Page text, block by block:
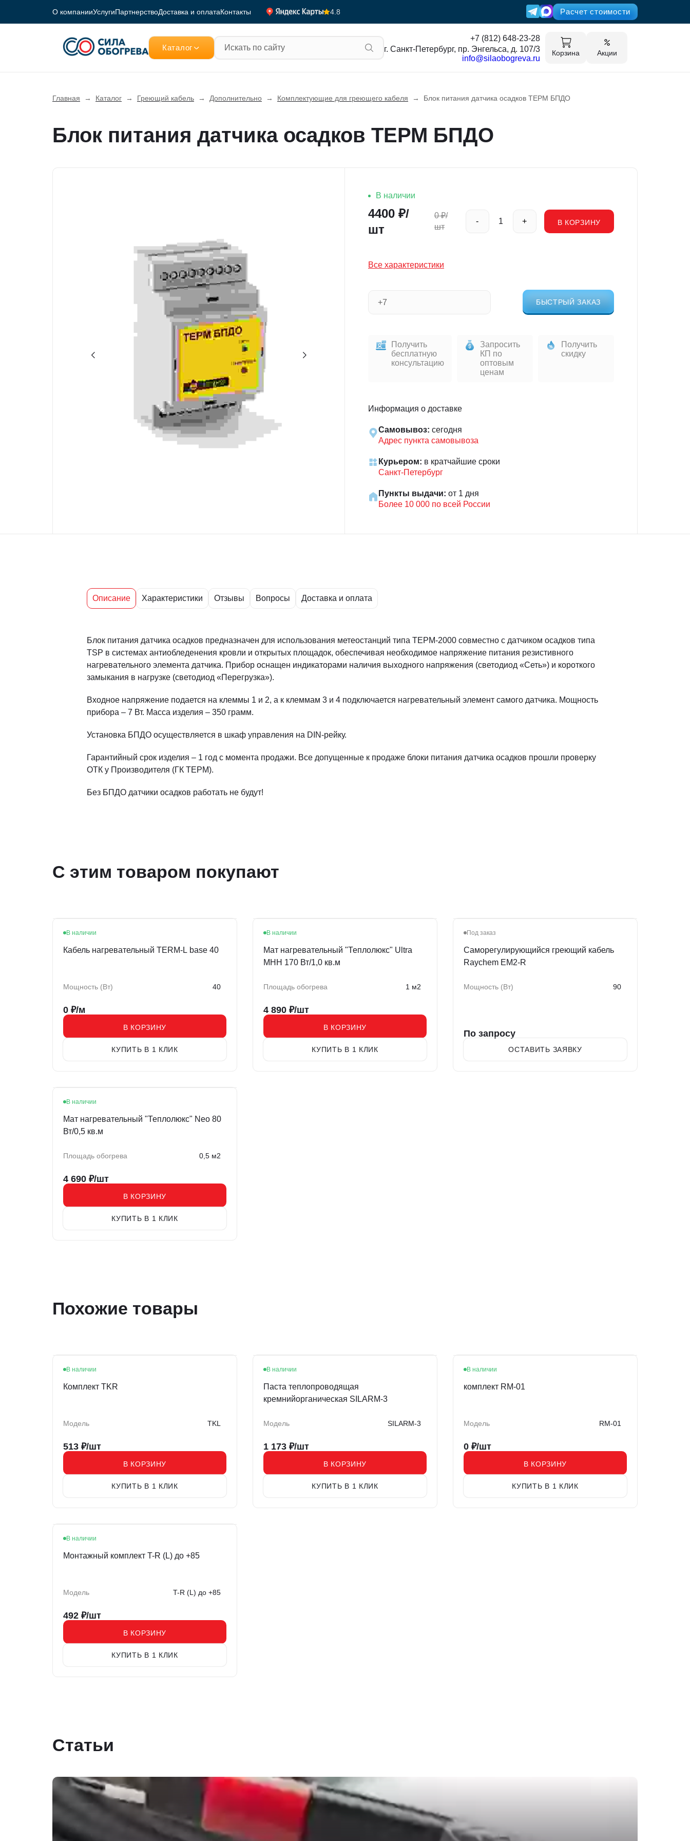
О компанииУслугиПартнерствоДоставка и оплатаКонтакты 4.8 Расчет стоимости
Каталог
+7 (812) 648-23-28
г. Санкт-Петербург, пр. Энгельса, д. 107/3
info@silaobogreva.ru
Корзина Акции
Главная → Каталог → Греющий кабель → Дополнительно → Комплектующие для греющего кабеля → Блок питания датчика осадков ТЕРМ БПДО
Блок питания датчика осадков ТЕРМ БПДО
В наличии
4400 ₽/
шт
0 ₽/
шт
- + В КОРЗИНУ
Все характеристики
БЫСТРЫЙ ЗАКАЗ
Получить
бесплатную
консультацию
Запросить
КП по
оптовым
ценам
Получить
скидку
Информация о доставке
Самовывоз: сегодня
Адрес пункта самовывоза
Курьером: в кратчайшие сроки
Санкт-Петербург
Пункты выдачи: от 1 дня
Более 10 000 по всей России
Описание Характеристики Отзывы Вопросы Доставка и оплата
Блок питания датчика осадков предназначен для использования метеостанций типа ТЕРМ-2000 совместно с датчиком осадков типа
TSP в системах антиобледенения кровли и открытых площадок, обеспечивая необходимое напряжение питания резистивного
нагревательного элемента датчика. Прибор оснащен индикаторами наличия выходного напряжения (светодиод «Сеть») и короткого
замыкания в нагрузке (светодиод «Перегрузка»).
Входное напряжение подается на клеммы 1 и 2, а к клеммам 3 и 4 подключается нагревательный элемент самого датчика. Мощность
прибора – 7 Вт. Масса изделия – 350 грамм.
Установка БПДО осуществляется в шкаф управления на DIN-рейку.
Гарантийный срок изделия – 1 год с момента продажи. Все допущенные к продаже блоки питания датчика осадков прошли проверку
ОТК у Производителя (ГК ТЕРМ).
Без БПДО датчики осадков работать не будут!
С этим товаром покупают
В наличии
Кабель нагревательный TERM-L base 40
Мощность (Вт) 40
0 ₽/м
В КОРЗИНУ
КУПИТЬ В 1 КЛИК
В наличии
Мат нагревательный "Теплолюкс" Ultra
МНН 170 Вт/1,0 кв.м
Площадь обогрева 1 м2
4 890 ₽/шт
В КОРЗИНУ
КУПИТЬ В 1 КЛИК
Под заказ
Саморегулирующийся греющий кабель
Raychem EM2-R
Мощность (Вт) 90
По запросу
ОСТАВИТЬ ЗАЯВКУ
В наличии
Мат нагревательный "Теплолюкс" Neo 80
Вт/0,5 кв.м
Площадь обогрева 0,5 м2
4 690 ₽/шт
В КОРЗИНУ
КУПИТЬ В 1 КЛИК
Похожие товары
В наличии
Комплект TKR
Модель TKL
513 ₽/шт
В КОРЗИНУ
КУПИТЬ В 1 КЛИК
В наличии
Паста теплопроводящая
кремнийорганическая SILARM-3
Модель SILARM-3
1 173 ₽/шт
В КОРЗИНУ
КУПИТЬ В 1 КЛИК
В наличии
комплект RM-01
Модель RM-01
0 ₽/шт
В КОРЗИНУ
КУПИТЬ В 1 КЛИК
В наличии
Монтажный комплект T-R (L) до +85
Модель T-R (L) до +85
492 ₽/шт
В КОРЗИНУ
КУПИТЬ В 1 КЛИК
Статьи